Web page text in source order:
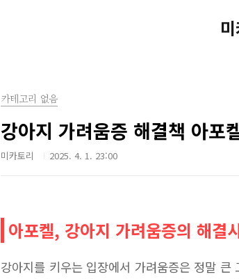
카테고리 없음
강아지 가려움증 해결책 아포
미카토리 2025. 4. 1. 23:00
아포켈, 강아지 가려움증의 해결
강아지를 키우는 입장에서 가려움증은 정말